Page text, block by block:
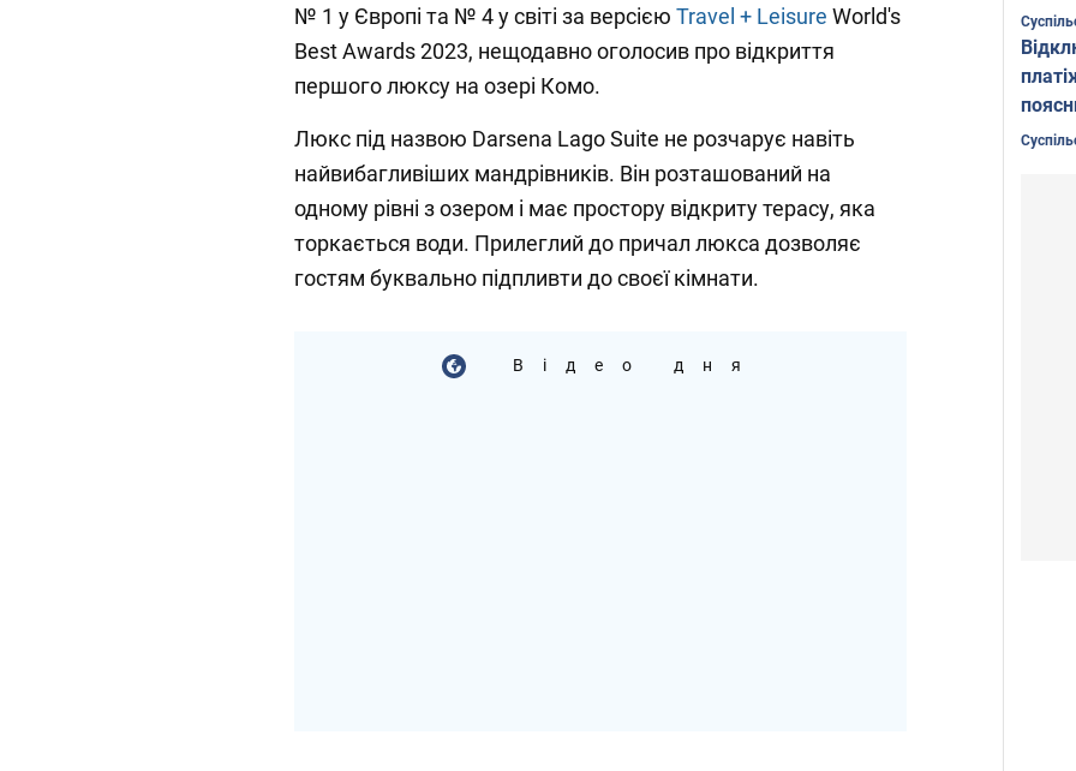
№ 1 у Європі та № 4 у світі за версією Travel + Leisure World's
Best Awards 2023, нещодавно оголосив про відкриття
першого люксу на озері Комо.
Люкс під назвою Darsena Lago Suite не розчарує навіть
найвибагливіших мандрівників. Він розташований на
одному рівні з озером і має простору відкриту терасу, яка
торкається води. Прилеглий до причал люкса дозволяє
гостям буквально підпливти до своєї кімнати.
Відео дня